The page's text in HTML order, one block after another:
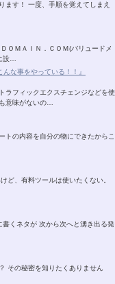
ます！ 一度、手順を覚えてしまえ
ＯＭＡＩＮ．ＣＯＭ(バリュードメ
設…
な事をやっている！！』
ラフィックエクスチェンジなどを使
意味がないの…
トの内容を自分の物にできたからこ
ど、有料ツールは使いたくない。
くネタが 次から次へと湧き出る発
その秘密を知りたくありません